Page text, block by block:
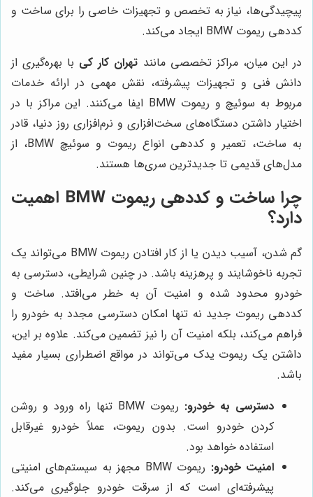
پیچیدگی‌ها، نیاز به تخصص و تجهیزات خاصی را برای ساخت و
کددهی ریموت BMW ایجاد می‌کند.
در این میان، مراکز تخصصی مانند تهران کار کی با بهره‌گیری از
دانش فنی و تجهیزات پیشرفته، نقش مهمی در ارائه خدمات
مربوط به سوئیچ و ریموت BMW ایفا می‌کنند. این مراکز با در
اختیار داشتن دستگاه‌های سخت‌افزاری و نرم‌افزاری روز دنیا، قادر
به ساخت، تعمیر و کددهی انواع ریموت و سوئیچ BMW، از
مدل‌های قدیمی تا جدیدترین سری‌ها هستند.
چرا ساخت و کددهی ریموت BMW اهمیت
دارد؟
گم شدن، آسیب دیدن یا از کار افتادن ریموت BMW می‌تواند یک
تجربه ناخوشایند و پرهزینه باشد. در چنین شرایطی، دسترسی به
خودرو محدود شده و امنیت آن به خطر می‌افتد. ساخت و
کددهی ریموت جدید نه تنها امکان دسترسی مجدد به خودرو را
فراهم می‌کند، بلکه امنیت آن را نیز تضمین می‌کند. علاوه بر این،
داشتن یک ریموت یدک می‌تواند در مواقع اضطراری بسیار مفید
باشد.
دسترسی به خودرو:
ریموت BMW تنها راه ورود و روشن
کردن خودرو است. بدون ریموت، عملاً خودرو غیرقابل
استفاده خواهد بود.
امنیت خودرو:
ریموت BMW مجهز به سیستم‌های امنیتی
پیشرفته‌ای است که از سرقت خودرو جلوگیری می‌کند.